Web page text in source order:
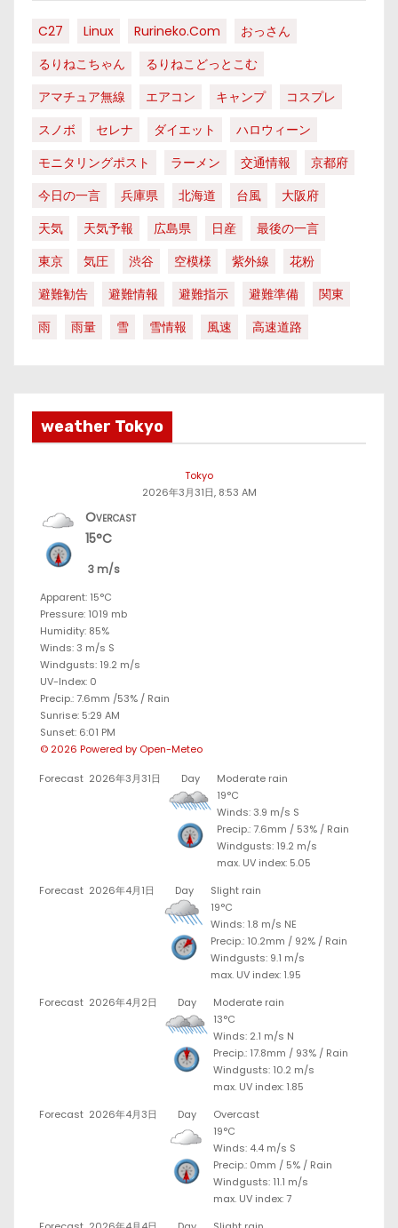
C27 Linux Rurineko.com
おっさん
るりねこちゃん
るりねこどっとこむ
アマチュア無線
エアコン キャンプ
コスプレ
スノボ
セレナ ダイエット
ハロウィーン
モニタリングポスト
ラーメン 交通情報
京都府
今日の一言
兵庫県 北海道 台風
大阪府
天気
天気予報 広島県 日産
最後の一言
東京
気圧 渋谷 空模様 紫外線
花粉
避難勧告
避難情報 避難指示 避難準備
関東
雨
雨量 雪 雪情報 風速 高速道路
weather Tokyo
Tokyo
2026年3月31日, 8:53 AM
Overcast
15°C
3 m/s
Apparent: 15°C
Pressure: 1019 mb
Humidity: 85%
Winds: 3 m/s S
Windgusts: 19.2 m/s
UV-Index: 0
Precip.:7.6mm /53% / Rain
Sunrise: 5:29 AM
Sunset: 6:01 PM
© 2026 Powered by Open-Meteo
Forecast 2026年3月31日 Day
Moderate rain
19°C
Winds: 3.9 m/s S
Precip.:7.6mm / 53% / Rain
Windgusts: 19.2 m/s
max. UV index: 5.05
Forecast 2026年4月1日 Day
Slight rain
19°C
Winds: 1.8 m/s NE
Precip.: 10.2mm / 92% / Rain
Windgusts: 9.1 m/s
max. UV index: 1.95
Forecast 2026年4月2日 Day
Moderate rain
13°C
Winds: 2.1 m/s N
Precip.: 17.8mm / 93% / Rain
Windgusts: 10.2 m/s
max. UV index: 1.85
Forecast 2026年4月3日 Day
Overcast
19°C
Winds: 4.4 m/s S
Precip.: 0mm / 5% / Rain
Windgusts: 11.1 m/s
max. UV index: 7